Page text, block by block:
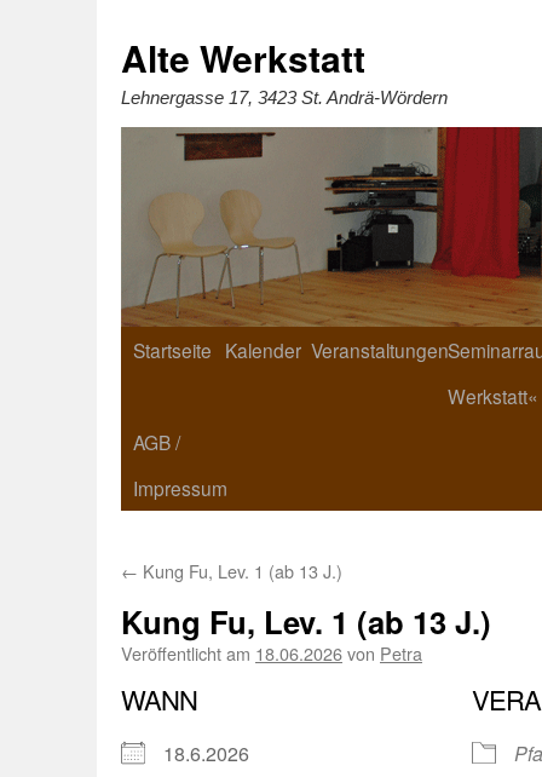
Alte Werkstatt
Lehnergasse 17, 3423 St. Andrä-Wördern
Startseite Kalender Veranstaltungen
Werkstatt«
AGB /
Impressum
← Kung Fu, Lev. 1 (ab 13 J.)
Kung Fu, Lev. 1 (ab 13 J.)
Veröffentlicht am 18.06.2026von Petra
WANN
18.6.2026